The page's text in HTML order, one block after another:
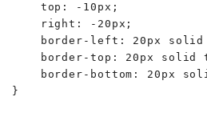
    top: -10px;
    right: -20px;
border-left: 20px solid
border-top: 20px solid
border-bottom: 20px
}